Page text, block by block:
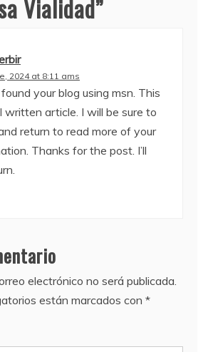
Vialidad”
2024 at 8:11 ams
your blog using msn. This
written article. I will be sure to
return to read more of your
Thanks for the post. I’ll
electrónico no será publicada.
están marcados con *